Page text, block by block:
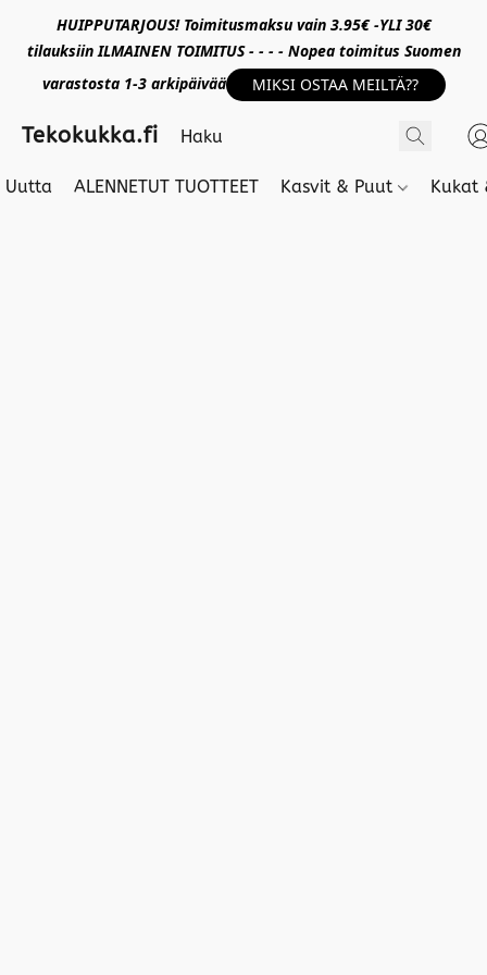
HUIPPUTARJOUS! Toimitusmaksu vain 3.95€ -YLI 30€
tilauksiin ILMAINEN TOIMITUS - - - - Nopea toimitus Suomen
varastosta 1-3 arkipäivää
MIKSI OSTAA MEILTÄ??
Tekokukka.fi
Uutta ALENNETUT TUOTTEET Kasvit & Puut Kukat